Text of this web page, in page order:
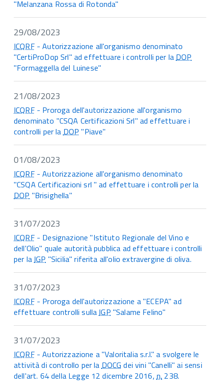
"Melanzana Rossa di Rotonda"
29/08/2023
ICQRF- Autorizzazione all'organismo denominato
"CertiProDop Srl" ad effettuare i controlli per laDOP
"Formaggella del Luinese"
21/08/2023
ICQRF- Proroga dell'autorizzazione all'organismo
denominato "CSQA Certificazioni Srl" ad effettuare i
controlli per laDOP "Piave"
01/08/2023
ICQRF- Autorizzazione all'organismo denominato
"CSQA Certificazioni srl " ad effettuare i controlli per la
DOP "Brisighella"
31/07/2023
ICQRF- Designazione "Istituto Regionale del Vino e
dell'Olio" quale autorità pubblica ad effettuare i controlli
per laIGP "Sicilia" riferita all'olio extravergine di oliva.
31/07/2023
ICQRF- Proroga dell'autorizzazione a "ECEPA" ad
effettuare controlli sullaIGP "Salame Felino"
31/07/2023
ICQRF- Autorizzazione a "Valoritalia s.r.l." a svolgere le
attività di controllo per laDOCG dei vini "Canelli" ai sensi
dell'art. 64 della Legge 12 dicembre 2016,n. 238.